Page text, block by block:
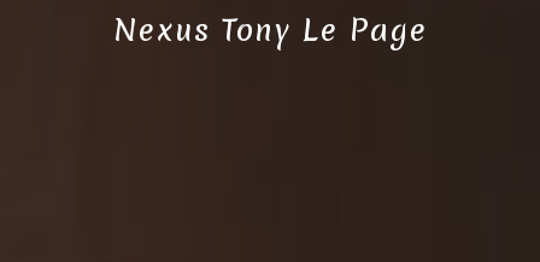
Nexus Tony Le Page